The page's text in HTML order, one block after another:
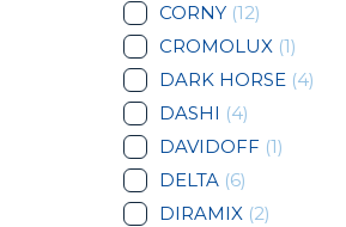
CORNY (12)
CROMOLUX (1)
DARK HORSE (4)
DASHI (4)
DAVIDOFF (1)
DELTA (6)
DIRAMIX (2)